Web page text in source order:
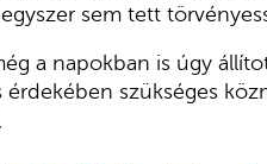
sem tett
a napokban is úgy
érdekében szükséges